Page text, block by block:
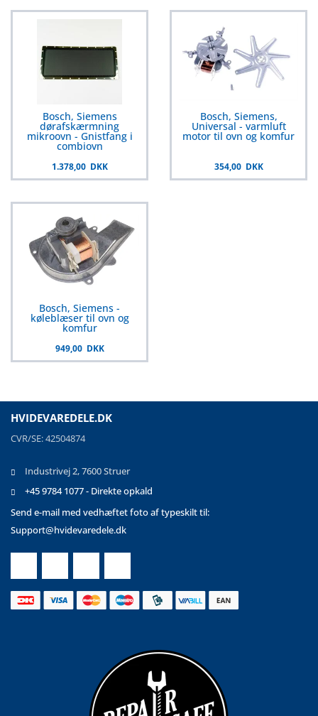
Bosch, Siemens
dørafskærmning
mikroovn - Gnistfang i
combiovn
1.378,00 DKK
Bosch, Siemens,
Universal - varmluft
motor til ovn og komfur
354,00 DKK
Bosch, Siemens -
køleblæser til ovn og
komfur
949,00 DKK
HVIDEVAREDELE.DK
CVR/SE: 42504874
Industrivej 2, 7600 Struer
+45 9784 1077 - Direkte opkald
Send e-mail med vedhæftet foto af typeskilt til:
Support@hvidevaredele.dk